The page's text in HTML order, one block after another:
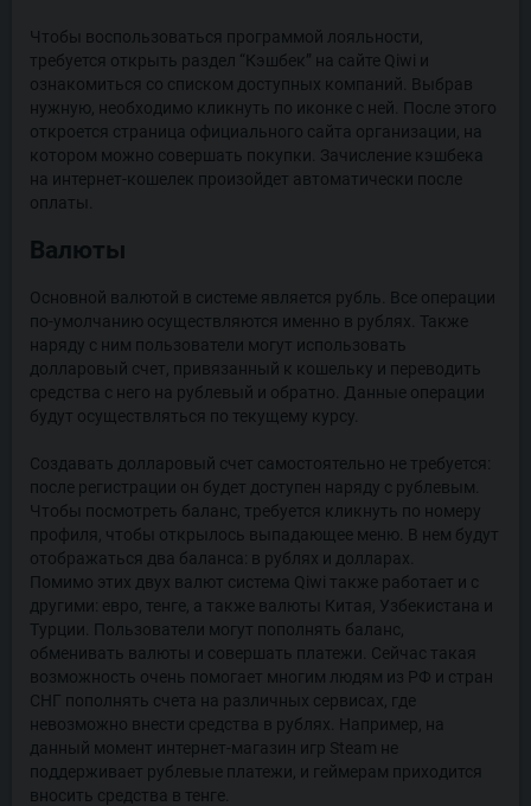
Чтобы воспользоваться программой лояльности,
требуется открыть раздел “Кэшбек” на сайте Qiwi и
ознакомиться со списком доступных компаний. Выбрав
нужную, необходимо кликнуть по иконке с ней. После этого
откроется страница официального сайта организации, на
котором можно совершать покупки. Зачисление кэшбека
на интернет-кошелек произойдет автоматически после
оплаты.
Валюты
Основной валютой в системе является рубль. Все операции
по-умолчанию осуществляются именно в рублях. Также
наряду с ним пользователи могут использовать
долларовый счет, привязанный к кошельку и переводить
средства с него на рублевый и обратно. Данные операции
будут осуществляться по текущему курсу.
Создавать долларовый счет самостоятельно не требуется:
после регистрации он будет доступен наряду с рублевым.
Чтобы посмотреть баланс, требуется кликнуть по номеру
профиля, чтобы открылось выпадающее меню. В нем будут
отображаться два баланса: в рублях и долларах.
Помимо этих двух валют система Qiwi также работает и с
другими: евро, тенге, а также валюты Китая, Узбекистана и
Турции. Пользователи могут пополнять баланс,
обменивать валюты и совершать платежи. Сейчас такая
возможность очень помогает многим людям из РФ и стран
СНГ пополнять счета на различных сервисах, где
невозможно внести средства в рублях. Например, на
данный момент интернет-магазин игр Steam не
поддерживает рублевые платежи, и геймерам приходится
вносить средства в тенге.